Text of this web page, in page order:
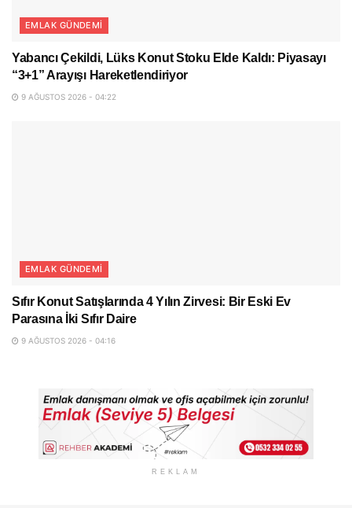
EMLAK GÜNDEMI
Yabancı Çekildi, Lüks Konut Stoku Elde Kaldı: Piyasayı
“3+1” Arayışı Hareketlendiriyor
9 AĞUSTOS 2026 - 04:22
EMLAK GÜNDEMI
Sıfır Konut Satışlarında 4 Yılın Zirvesi: Bir Eski Ev
Parasına İki Sıfır Daire
9 AĞUSTOS 2026 - 04:16
REKLAM